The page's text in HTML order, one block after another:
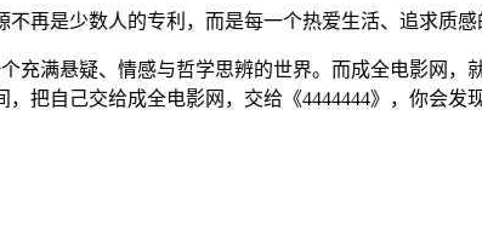
再是少数人的专利，而是每一个热爱生活、追求质感
充满悬疑、情感与哲学思辨的世界。而成全电影网
把自己交给成全电影网，交给《4444444》，你会